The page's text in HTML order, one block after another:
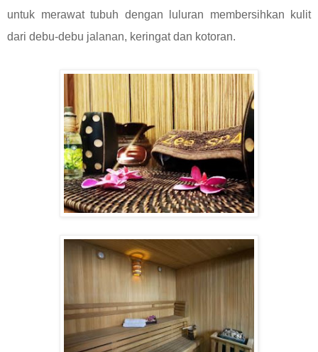
untuk merawat tubuh dengan luluran membersihkan kulit
dari debu-debu jalanan, keringat dan kotoran.